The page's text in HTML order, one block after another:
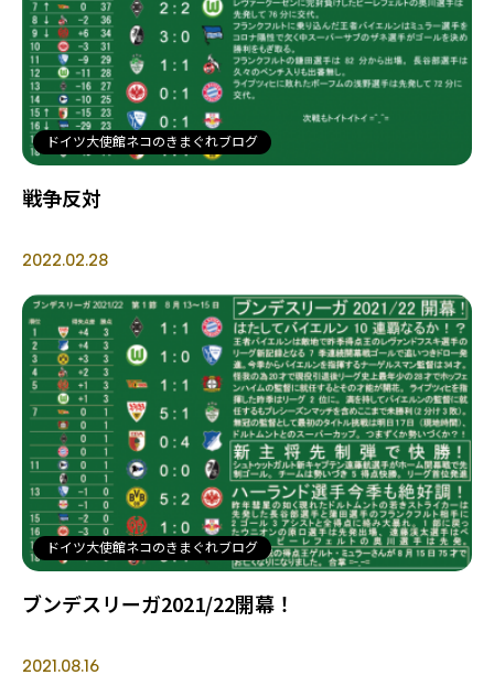
ドイツ大使館ネコのきまぐれブログ
戦争反対
2022.02.28
ドイツ大使館ネコのきまぐれブログ
ブンデスリーガ2021/22開幕！
2021.08.16